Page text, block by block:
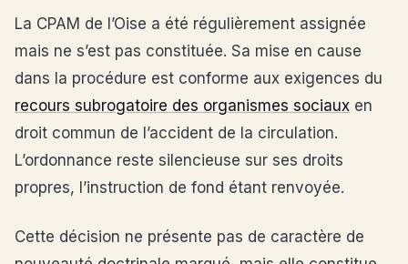
La CPAM de l’Oise a été régulièrement assignée
mais ne s’est pas constituée. Sa mise en cause
dans la procédure est conforme aux exigences du
recours subrogatoire des organismes sociaux en
droit commun de l’accident de la circulation.
L’ordonnance reste silencieuse sur ses droits
propres, l’instruction de fond étant renvoyée.
Cette décision ne présente pas de caractère de